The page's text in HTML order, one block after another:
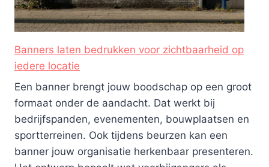
Banners laten bedrukken voor zichtbaarheid op
iedere locatie
Een banner brengt jouw boodschap op een groot
formaat onder de aandacht. Dat werkt bij
bedrijfspanden, evenementen, bouwplaatsen en
sportterreinen. Ook tijdens beurzen kan een
banner jouw organisatie herkenbaar presenteren.